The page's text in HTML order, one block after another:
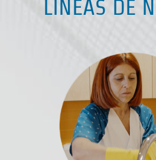
LÍNEAS DE